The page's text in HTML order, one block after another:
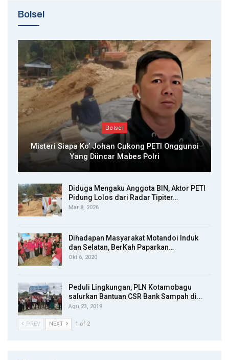
Bolsel
Bolsel
Misteri Siapa Ko’ Johan Cukong PETI Onggunoi
Yang Diincar Mabes Polri
Diduga Mengaku Anggota BIN, Aktor PETI
Pidung Lolos dari Radar Tipiter…
Mar 8, 2026
Dihadapan Masyarakat Motandoi Induk
dan Selatan, BerKah Paparkan…
Okt 6, 2020
Peduli Lingkungan, PLN Kotamobagu
salurkan Bantuan CSR Bank Sampah di…
Agu 23, 2019
PREV NEXT 1 of 2